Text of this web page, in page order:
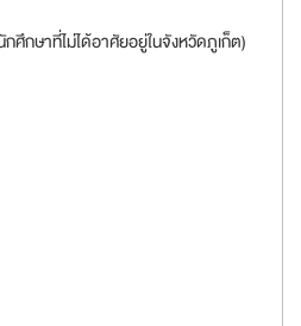
กษาที่ไม่ได้อาศัยอยู่ในจังหวัดภูเก็ต)